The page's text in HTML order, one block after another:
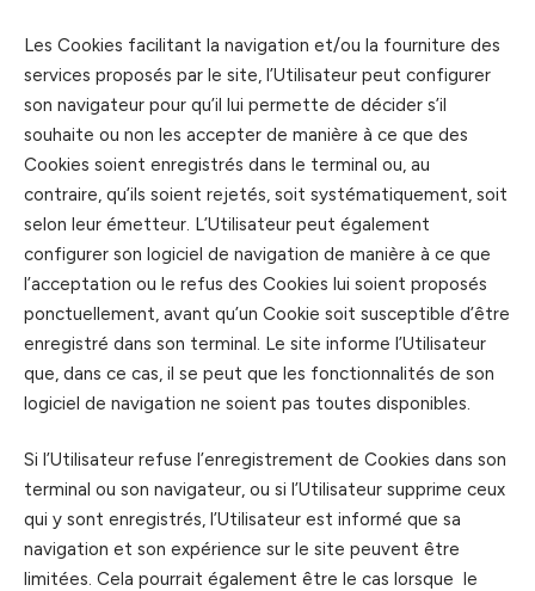
Les Cookies facilitant la navigation et/ou la fourniture des
services proposés par le site, l’Utilisateur peut configurer
son navigateur pour qu’il lui permette de décider s’il
souhaite ou non les accepter de manière à ce que des
Cookies soient enregistrés dans le terminal ou, au
contraire, qu’ils soient rejetés, soit systématiquement, soit
selon leur émetteur. L’Utilisateur peut également
configurer son logiciel de navigation de manière à ce que
l’acceptation ou le refus des Cookies lui soient proposés
ponctuellement, avant qu’un Cookie soit susceptible d’être
enregistré dans son terminal. Le site informe l’Utilisateur
que, dans ce cas, il se peut que les fonctionnalités de son
logiciel de navigation ne soient pas toutes disponibles.
Si l’Utilisateur refuse l’enregistrement de Cookies dans son
terminal ou son navigateur, ou si l’Utilisateur supprime ceux
qui y sont enregistrés, l’Utilisateur est informé que sa
navigation et son expérience sur le site peuvent être
limitées. Cela pourrait également être le cas lorsque le